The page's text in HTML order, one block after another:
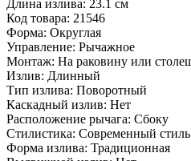
Длина излива: 23.1 см
Код товара: 21546
Форма: Округлая
Управление: Рычажное
Монтаж: На раковину или
Излив: Длинный
Тип излива: Поворотный
Каскадный излив: Нет
Расположение рычага: Сбоку
Стилистика: Современный стиль
Форма излива: Традиционная